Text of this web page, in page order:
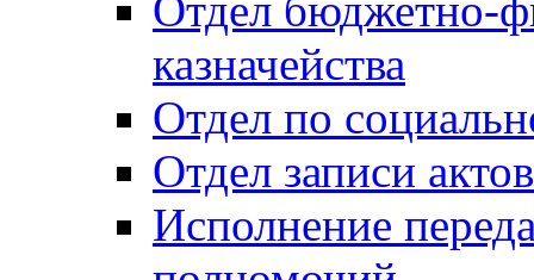
казначейства
Отдел по
Отдел записи
Исполнение